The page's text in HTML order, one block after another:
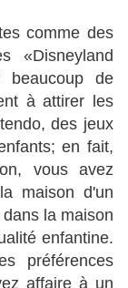
comme des
«Disneyland
beaucoup de
à attirer les
des jeux
en fait,
vous avez
maison d'un
la maison
enfantine.
préférences
affaire à un